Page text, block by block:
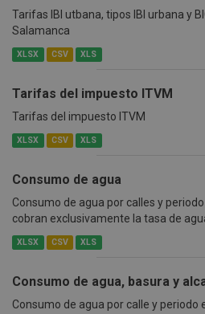
Tarifas IBI utbana, tipos IBI urbana y
Salamanca
XLSX CSV XLS
Tarifas del impuesto ITVM
Tarifas del impuesto ITVM
XLSX CSV XLS
Consumo de agua
Consumo de agua por calles y
cobran exclusivamente la tasa de
XLSX CSV XLS
Consumo de agua, basura y
Consumo de agua por calle y periodo